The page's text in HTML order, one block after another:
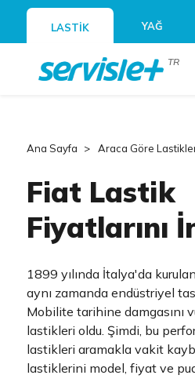
LASTİK YAĞ
TR
Ana Sayfa Araca Göre
Fiat Lastik
Fiyatlarını
1899 yılında İtalya'da
aynı zamanda endüstriyel
Mobilite tarihine damgasını
lastikleri oldu. Şimdi, bu
lastikleri aramakla vakit
lastiklerini model, fiyat ve